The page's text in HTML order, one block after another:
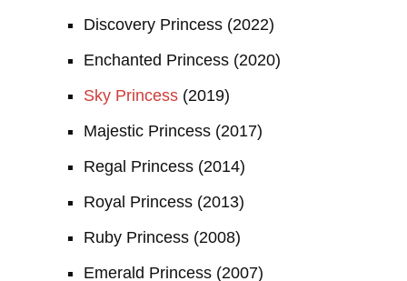
Discovery Princess (2022)
Enchanted Princess (2020)
Sky Princess (2019)
Majestic Princess (2017)
Regal Princess (2014)
Royal Princess (2013)
Ruby Princess (2008)
Emerald Princess (2007)